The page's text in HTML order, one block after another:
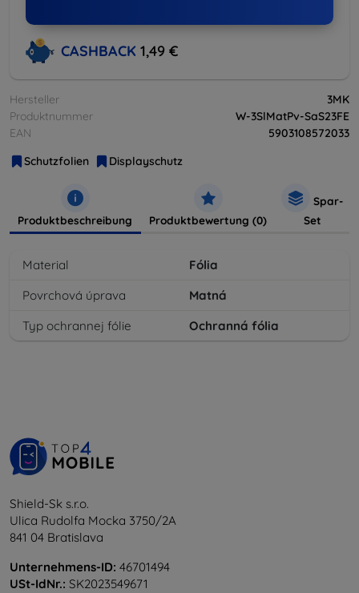
CASHBACK 1,49 €
Hersteller
3MK
Produktnummer
W-3SlMatPv-SaS23FE
EAN
5903108572033
Schutzfolien
Displayschutz
Produktbeschreibung Produktbewertung (0)
Spar-
Set
Material
Fólia
Povrchová úprava
Matná
Typ ochrannej fólie
Ochranná fólia
Shield-Sk s.r.o.
Ulica Rudolfa Mocka 3750/2A
841 04 Bratislava
Unternehmens-ID: 46701494
USt-IdNr.: SK2023549671